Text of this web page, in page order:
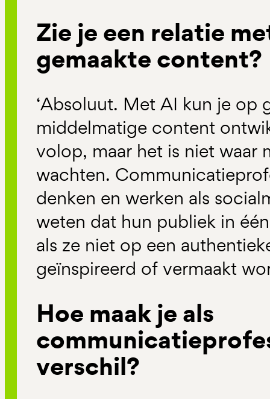
Zie je een relatie
gemaakte content?
‘Absoluut. Met AI kun je op
middelmatige content
volop, maar het is niet waar
wachten.
denken en werken als
weten dat hun publiek in
als ze niet op een
geïnspireerd of vermaakt
Hoe maak je als
verschil?